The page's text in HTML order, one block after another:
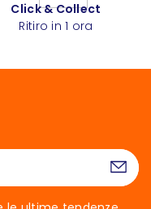
Click & Collect
Ritiro in 1 ora